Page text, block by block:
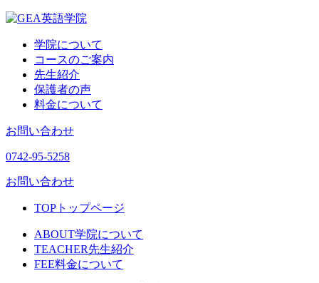
学院について
コースのご案内
先生紹介
保護者の声
料金について
お問い合わせ
0742-95-5258
お問い合わせ
TOP トップページ
ABOUT学院について
TEACHER先生紹介
FEE料金について